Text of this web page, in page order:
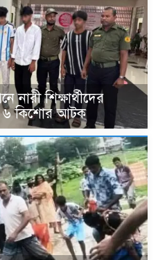
নারী শিক্ষার্থীদের
৬ কিশোর আটক